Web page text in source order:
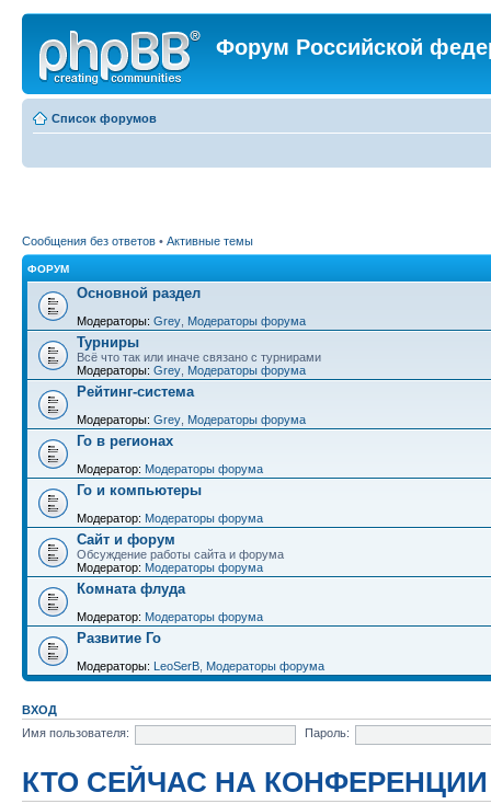
Форум Российской
Список форумов
Сообщения без ответов • Активные темы
ФОРУМ
Основной раздел
Модераторы: Grey Модераторы форума
Турниры
Всё что так или иначе связано с турнирами
Модераторы: Grey Модераторы форума
Рейтинг-система
Модераторы: Grey Модераторы форума
Го в регионах
Модератор: Модераторы форума
Го и компьютеры
Модератор: Модераторы форума
Сайт и форум
Обсуждение работы сайта и форума
Модератор: Модераторы форума
Комната флуда
Модератор: Модераторы форума
Развитие Го
Модераторы: LeoSerB Модераторы форума
ВХОД
Имя пользователя:
Пароль:
КТО СЕЙЧАС НА КОНФЕРЕНЦИИ